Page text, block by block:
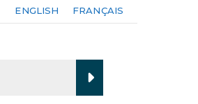
ENGLISH FRANÇAIS